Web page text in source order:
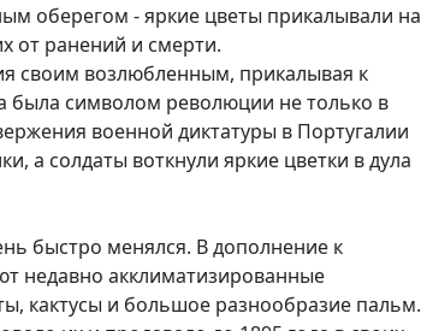
оберегом - яркие цветы прикалывали на
от ранений и смерти.
своим возлюбленным, прикалывая к
была символом революции не только в
военной диктатуры в Португалии
а солдаты воткнули яркие цветки в дула
быстро менялся. В дополнение к
недавно акклиматизированные
кактусы и большое разнообразие пальм.